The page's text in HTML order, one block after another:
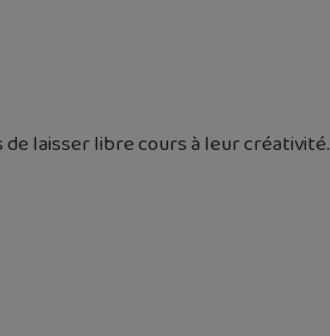
laisser libre cours à leur créativité.